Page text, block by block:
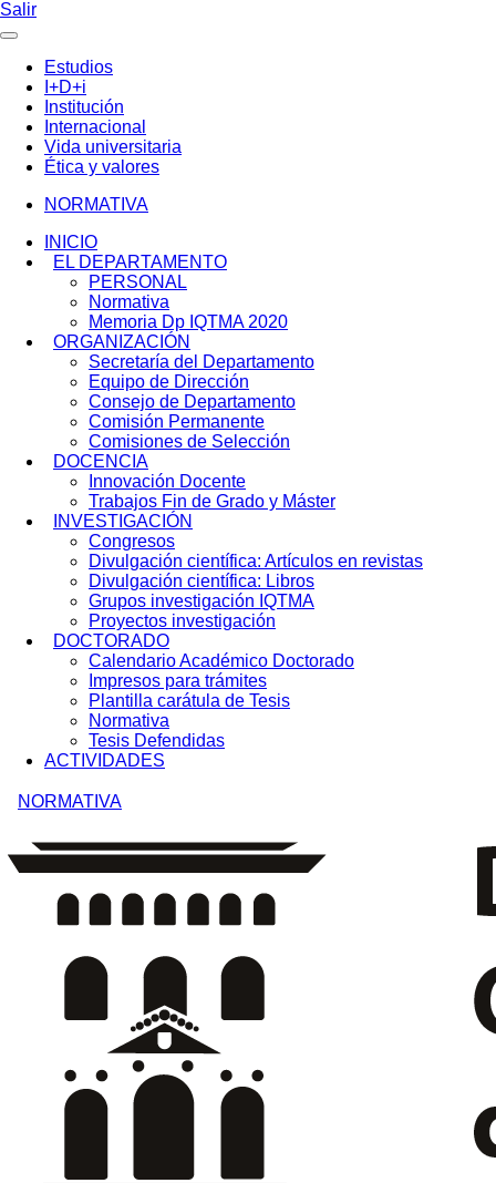
Salir
Estudios
I+D+i
Institución
Internacional
Vida universitaria
Ética y valores
NORMATIVA
INICIO
EL DEPARTAMENTO
PERSONAL
Normativa
Memoria Dp IQTMA 2020
ORGANIZACIÓN
Secretaría del Departamento
Equipo de Dirección
Consejo de Departamento
Comisión Permanente
Comisiones de Selección
DOCENCIA
Innovación Docente
Trabajos Fin de Grado y Máster
INVESTIGACIÓN
Congresos
Divulgación científica: Artículos en revistas
Divulgación científica: Libros
Grupos investigación IQTMA
Proyectos investigación
DOCTORADO
Calendario Académico Doctorado
Impresos para trámites
Plantilla carátula de Tesis
Normativa
Tesis Defendidas
ACTIVIDADES
NORMATIVA